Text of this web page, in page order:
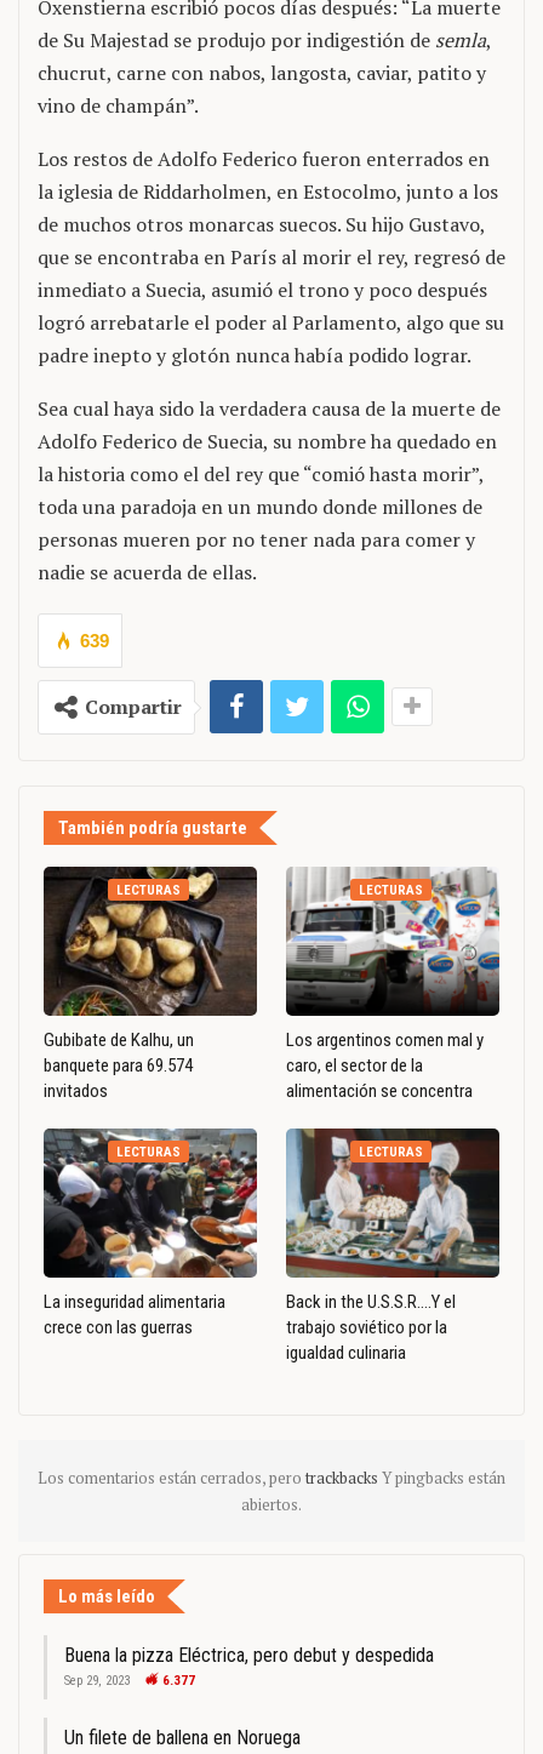
Oxenstierna escribió pocos días después: “La muerte
de Su Majestad se produjo por indigestión de semla,
chucrut, carne con nabos, langosta, caviar, patito y
vino de champán”.
Los restos de Adolfo Federico fueron enterrados en
la iglesia de Riddarholmen, en Estocolmo, junto a los
de muchos otros monarcas suecos. Su hijo Gustavo,
que se encontraba en París al morir el rey, regresó de
inmediato a Suecia, asumió el trono y poco después
logró arrebatarle el poder al Parlamento, algo que su
padre inepto y glotón nunca había podido lograr.
Sea cual haya sido la verdadera causa de la muerte de
Adolfo Federico de Suecia, su nombre ha quedado en
la historia como el del rey que “comió hasta morir”,
toda una paradoja en un mundo donde millones de
personas mueren por no tener nada para comer y
nadie se acuerda de ellas.
639
Compartir
También podría gustarte
LECTURAS
Gubibate de Kalhu, un
banquete para 69.574
invitados
LECTURAS
Los argentinos comen mal y
caro, el sector de la
alimentación se concentra
LECTURAS
La inseguridad alimentaria
crece con las guerras
LECTURAS
Back in the U.S.S.R….Y el
trabajo soviético por la
igualdad culinaria
Los comentarios están cerrados, pero trackbacks Y pingbacks están
abiertos.
Lo más leído
Buena la pizza Eléctrica, pero debut y despedida
Sep 29, 2023 6.377
Un filete de ballena en Noruega